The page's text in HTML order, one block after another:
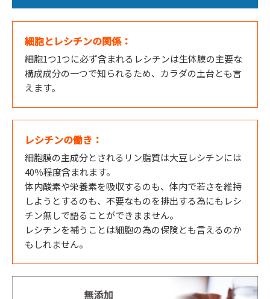
細胞とレシチンの関係：
細胞1つ1つに必ず含まれるレシチンは生体膜の主要な
構成成分の一つで知られるため、カラダの土台とも言
えます。
レシチンの働き：
細胞膜の主成分とされるリン脂質は大豆レシチンには
40％程度含まれます。
体内酸素や栄養素を吸収するのも、体内で若さを維持
しようとするのも、不要なものを排出する為にもレシ
チン無しで語ることができまません。
レシチンを補うことは細胞の為の保険とも言えるのか
もしれません。